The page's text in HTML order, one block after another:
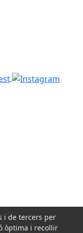
i de tercers per
òptima i recollir